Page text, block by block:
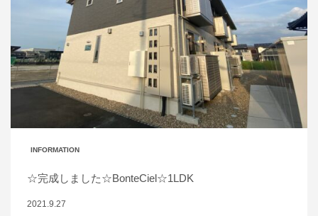
INFORMATION
☆完成しました☆BonteCiel☆1LDK
2021.9.27